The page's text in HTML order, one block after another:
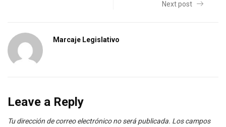
Next post
Marcaje Legislativo
Leave a Reply
Tu dirección de correo electrónico no será publicada. Los campos